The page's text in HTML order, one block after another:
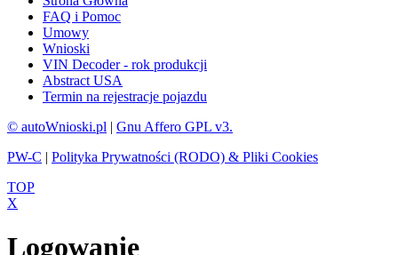
FAQ i Pomoc
Umowy
Wnioski
VIN Decoder - rok produkcji
Abstract USA
Termin na rejestracje pojazdu
© autoWnioski.pl | Gnu Affero GPL v3.
PW-C | Polityka Prywatności (RODO) & Pliki Cookies
TOP
X
Logowanie